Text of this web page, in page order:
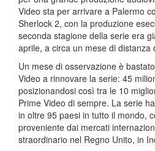
Video sta per arrivare a Palermo
Sherlock 2, con la produzione
seconda stagione della serie era
aprile, a circa un mese di distanza
Un mese di osservazione è
Video a rinnovare la serie: 45
posizionandosi così tra le 10
Prime Video di sempre. La serie
in oltre 95 paesi in tutto il mondo,
proveniente dai mercati
straordinario nel Regno Unito, in